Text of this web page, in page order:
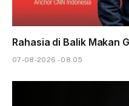
Rahasia di Balik Makan
07-08-2026 - 08.05